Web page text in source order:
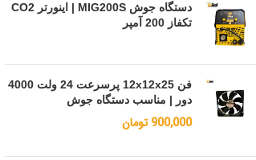
دستگاه جوش MIG200S | اینورتر CO2
تکفاز 200 آمپر
فن 12x12x25 پرسرعت 24 ولت 4000
دور | مناسب دستگاه جوش
900,000 تومان